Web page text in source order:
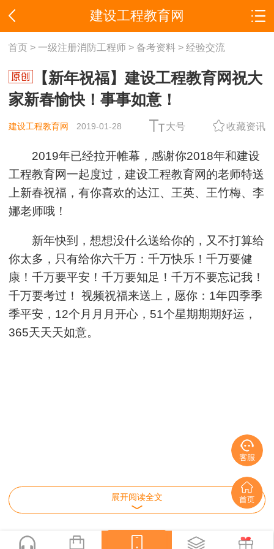
建设工程教育网
首页> 一级注册消防工程师> 备考资料 > 经验交流
【新年祝福】建设工程教育网祝大
家新春愉快！事事如意！
建设工程教育网 2019-01-28 大号 收藏资讯
2019年已经拉开帷幕，感谢你2018年和建设
工程教育网一起度过，建设工程教育网的老师特送
上新春祝福，有你喜欢的达江、王英、王竹梅、李
娜老师哦！
新年快到，想想没什么送给你的，又不打算给
你太多，只有给你六千万：千万快乐！千万要健
康！千万要平安！千万要知足！千万不要忘记我！
千万要考过！ 视频祝福来送上，愿你：1年四季季
季平安，12个月月月开心，51个星期期期好运，
365天天天如意。
展开阅读全文